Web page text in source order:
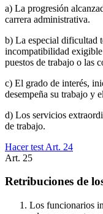
a) La progresión
carrera administrativa.
b) La especial dificultad
incompatibilidad exigible
puestos de trabajo o las
c) El grado de interés,
desempeña su trabajo y
d) Los servicios
de trabajo.
Hacer test Art. 24
Art. 25
Retribuciones de
Los funcionarios